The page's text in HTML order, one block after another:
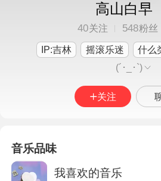
高山白早
40关注 548粉丝
IP:吉林 摇滚乐迷
什么
(´･_･`)
关注
音乐品味
我喜欢的音乐